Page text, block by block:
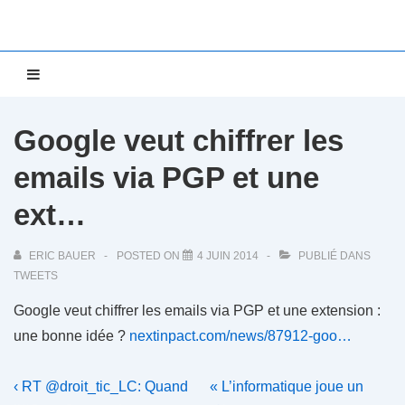
Google veut chiffrer les
emails via PGP et une
ext…
ERIC BAUER POSTED ON 4 JUIN 2014
PUBLIÉ DANS
TWEETS
Google veut chiffrer les emails via PGP et une extension :
une bonne idée ? nextinpact.com/news/87912-goo…
Navigation
Previous
‹ RT @droit_tic_LC: Quand
Next
« L’informatique joue un